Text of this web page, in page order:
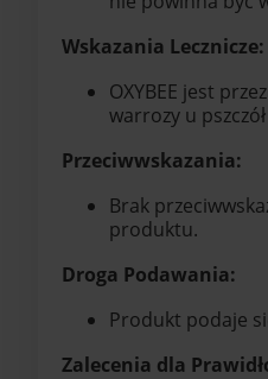
Wskazania Lecznicze:
OXYBEE jest
warrozy u
Przeciwwskazania:
Brak
produktu.
Droga Podawania:
Produkt podaje
Zalecenia dla